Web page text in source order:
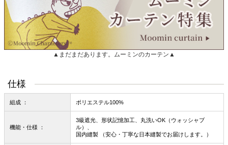
▲まだまだあります。ムーミンのカーテン▲
仕様
組成 ： ポリエステル100%
機能・仕様 ：
3級遮光、形状記憶加工、丸洗いOK（ウォッシャブ
ル）、
国内縫製 （安心・丁寧な日本縫製でお届けします。）